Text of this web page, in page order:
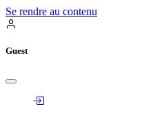
Se rendre au contenu
Guest